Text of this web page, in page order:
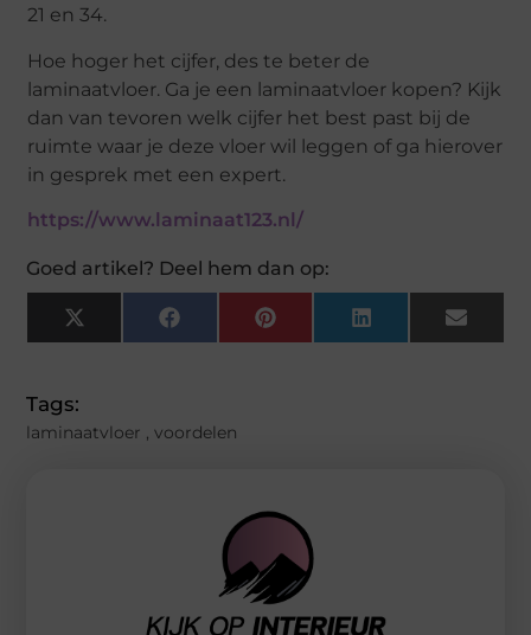
21 en 34.
Hoe hoger het cijfer, des te beter de
laminaatvloer. Ga je een laminaatvloer kopen? Kijk
dan van tevoren welk cijfer het best past bij de
ruimte waar je deze vloer wil leggen of ga hierover
in gesprek met een expert.
https://www.laminaat123.nl/
Goed artikel? Deel hem dan op:
X
(Twitter)
FacebookPinterestLinkedInEmail
Tags:
laminaatvloer ,voordelen